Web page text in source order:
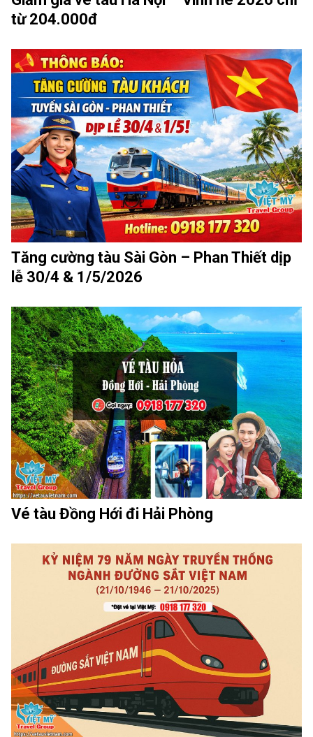
từ 204.000đ
Tăng cường tàu Sài Gòn – Phan Thiết dịp
lễ 30/4 & 1/5/2026
Vé tàu Đồng Hới đi Hải Phòng